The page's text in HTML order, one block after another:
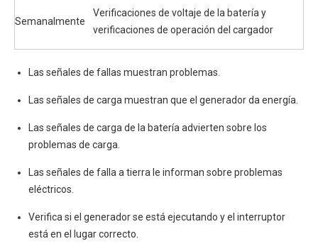
Semanalmente
Verificaciones de voltaje de la batería y
verificaciones de operación del cargador
Las señales de fallas muestran problemas.
Las señales de carga muestran que el generador da energía.
Las señales de carga de la batería advierten sobre los
problemas de carga.
Las señales de falla a tierra le informan sobre problemas
eléctricos.
Verifica si el generador se está ejecutando y el interruptor
está en el lugar correcto.